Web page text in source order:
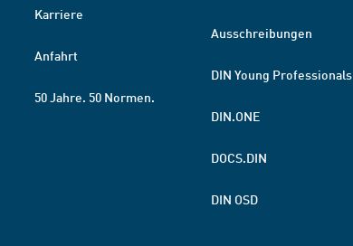
Karriere
Anfahrt
50 Jahre. 50 Normen.
Ausschreibungen
DIN Young Professionals
DIN.ONE
DOCS.DIN
DIN OSD